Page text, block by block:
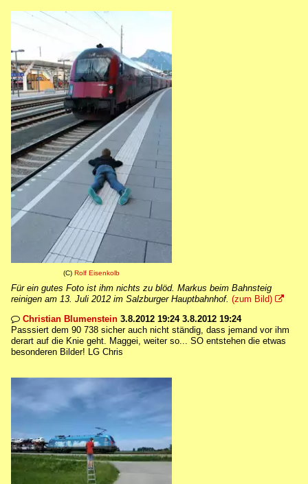
(C) Rolf Eisenkolb
Für ein gutes Foto ist ihm nichts zu blöd. Markus beim Bahnsteig
reinigen am 13. Juli 2012 im Salzburger Hauptbahnhof. (zum Bild) 
 Christian Blumenstein 3.8.2012 19:24 3.8.2012 19:24
Passsiert dem 90 738 sicher auch nicht ständig, dass jemand vor ihm
derart auf die Knie geht. Maggei, weiter so... SO entstehen die etwas
besonderen Bilder! LG Chris